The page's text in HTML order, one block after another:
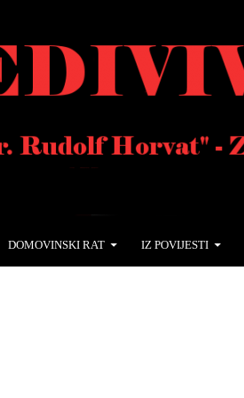
DOMOVINSKI RAT IZ POVIJESTI